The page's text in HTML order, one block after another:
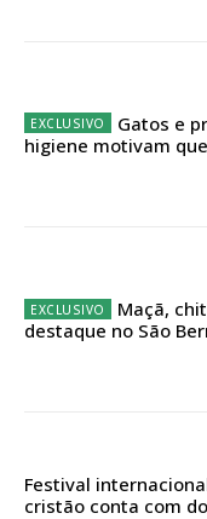
Sendo assinante terá
Escolha
Edição em
casa
Gatos e
higiene motivam
Maçã,
destaque no São
Festival
cristão conta com